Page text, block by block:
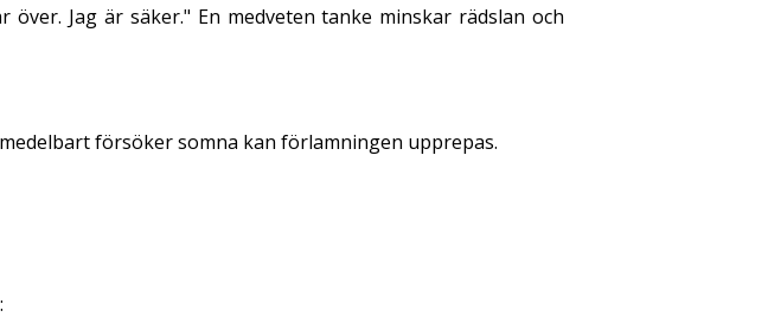
Jag är säker." En medveten tanke minskar rädslan och
försöker somna kan förlamningen upprepas.